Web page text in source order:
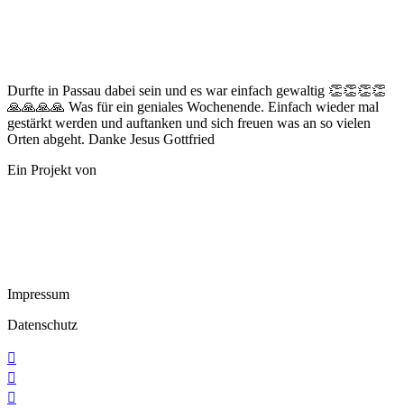
Durfte in Passau dabei sein und es war einfach gewaltig 👏👏👏👏
🙏🙏🙏🙏 Was für ein geniales Wochenende. Einfach wieder mal
gestärkt werden und auftanken und sich freuen was an so vielen
Orten abgeht. Danke Jesus Gottfried
Ein Projekt von
Impressum
Datenschutz


